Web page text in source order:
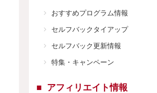
おすすめプログラム情報
セルフバックタイアップ
セルフバック更新情報
特集・キャンペーン
アフィリエイト情報